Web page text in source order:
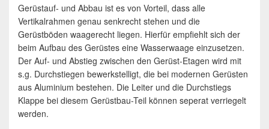
Gerüstauf- und Abbau ist es von Vorteil, dass alle
Vertikalrahmen genau senkrecht stehen und die
Gerüstböden waagerecht liegen. Hierfür empfiehlt sich der
beim Aufbau des Gerüstes eine Wasserwaage einzusetzen.
Der Auf- und Abstieg zwischen den Gerüst-Etagen wird mit
s.g. Durchstiegen bewerkstelligt, die bei modernen Gerüsten
aus Aluminium bestehen. Die Leiter und die Durchstiegs
Klappe bei diesem Gerüstbau-Teil können seperat verriegelt
werden.